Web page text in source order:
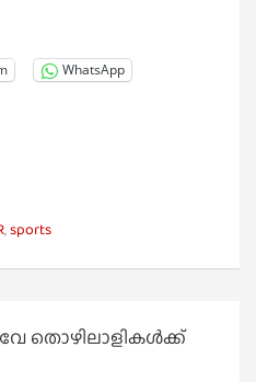
WhatsApp
,sports
തൊഴിലാളികൾക്ക്